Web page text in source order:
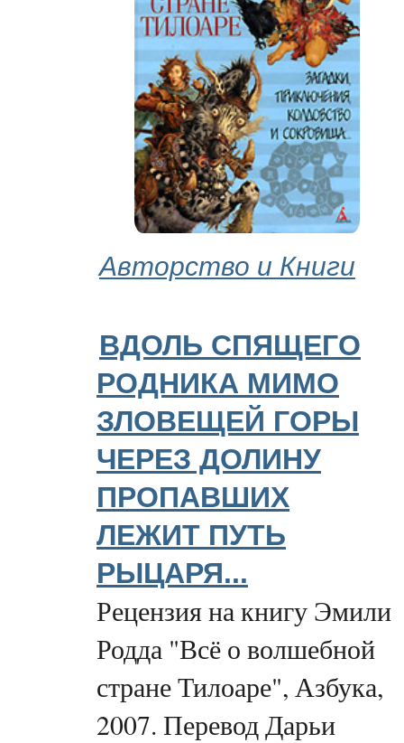
Авторство и Книги
ВДОЛЬ СПЯЩЕГО
РОДНИКА МИМО
ЗЛОВЕЩЕЙ ГОРЫ
ЧЕРЕЗ ДОЛИНУ
ПРОПАВШИХ
ЛЕЖИТ ПУТЬ
РЫЦАРЯ...
Рецензия на книгу Эмили
Родда "Всё о волшебной
стране Тилоаре", Азбука,
2007. Перевод Дарьи